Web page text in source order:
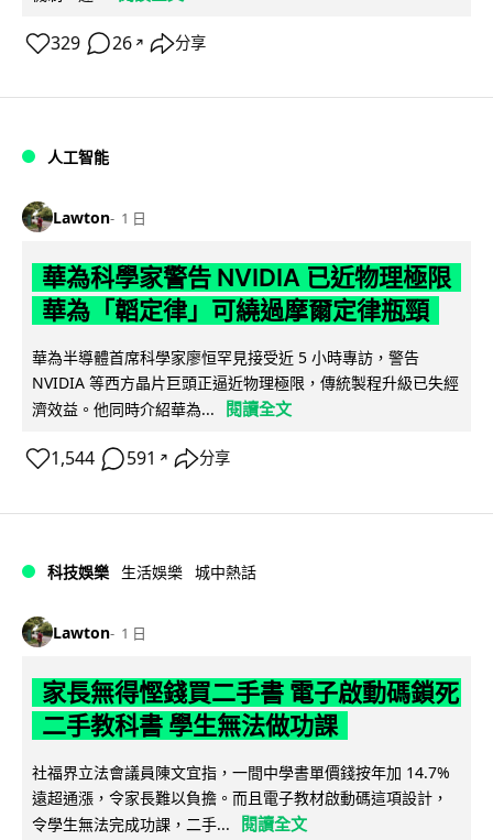
329 26 ↗ 分享
人工智能
Lawton 1 日
華為科學家警告 NVIDIA 已近物理極限
華為「韜定律」可繞過摩爾定律瓶頸
華為半導體首席科學家廖恒罕見接受近 5 小時專訪，警告
NVIDIA 等西方晶片巨頭正逼近物理極限，傳統製程升級已失經
濟效益。他同時介紹華為...
閱讀全文
1,544 591 ↗ 分享
科技娛樂 生活娛樂 城中熱話
Lawton 1 日
家長無得慳錢買二手書 電子啟動碼鎖死
二手教科書 學生無法做功課
社福界立法會議員陳文宜指，一間中學書單價錢按年加 14.7%
遠超通漲，令家長難以負擔。而且電子教材啟動碼這項設計，
令學生無法完成功課，二手...
閱讀全文